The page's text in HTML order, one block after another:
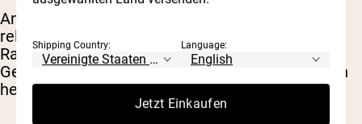
Andere Fastenformen wie Wasserfasten oder
religiöse Fasten, etwa während Jom Kippur und
Ramadan, erlauben keine Nahrungs- oder
Getränkezufuhr außer Wasser, dazu zählen auch
herkömmliche und zuckerfreie Kaugummis.
Shipping Country: Language:
Jetzt Einkaufen